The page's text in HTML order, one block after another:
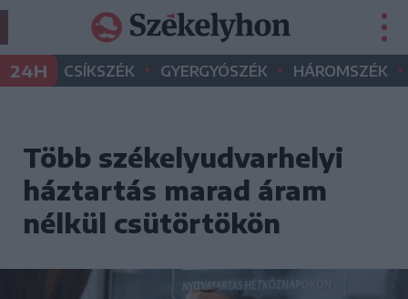
24H CSÍKSZÉK • GYERGYÓSZÉK • HÁROMSZÉK •
Több székelyudvarhelyi
háztartás marad áram
nélkül csütörtökön